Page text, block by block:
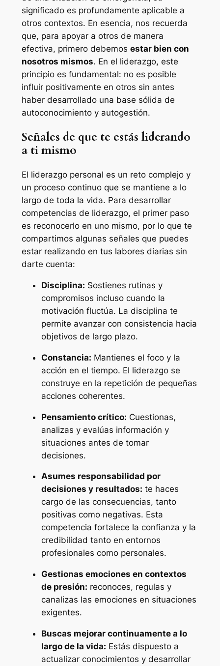
significado es profundamente aplicable a
otros contextos. En esencia, nos recuerda
que, para apoyar a otros de manera
efectiva, primero debemos estar bien con
nosotros mismos. En el liderazgo, este
principio es fundamental: no es posible
influir positivamente en otros sin antes
haber desarrollado una base sólida de
autoconocimiento y autogestión.
Señales de que te estás liderando
a ti mismo
El liderazgo personal es un reto complejo y
un proceso continuo que se mantiene a lo
largo de toda la vida. Para desarrollar
competencias de liderazgo, el primer paso
es reconocerlo en uno mismo, por lo que te
compartimos algunas señales que puedes
estar realizando en tus labores diarias sin
darte cuenta:
Disciplina: Sostienes rutinas y
compromisos incluso cuando la
motivación fluctúa. La disciplina te
permite avanzar con consistencia hacia
objetivos de largo plazo.
Constancia: Mantienes el foco y la
acción en el tiempo. El liderazgo se
construye en la repetición de pequeñas
acciones coherentes.
Pensamiento crítico: Cuestionas,
analizas y evalúas información y
situaciones antes de tomar
decisiones.
Asumes responsabilidad por
decisiones y resultados: te haces
cargo de las consecuencias, tanto
positivas como negativas. Esta
competencia fortalece la confianza y la
credibilidad tanto en entornos
profesionales como personales.
Gestionas emociones en contextos
de presión: reconoces, regulas y
canalizas las emociones en situaciones
exigentes.
Buscas mejorar continuamente a lo
largo de la vida: Estás dispuesto a
actualizar conocimientos y desarrollar